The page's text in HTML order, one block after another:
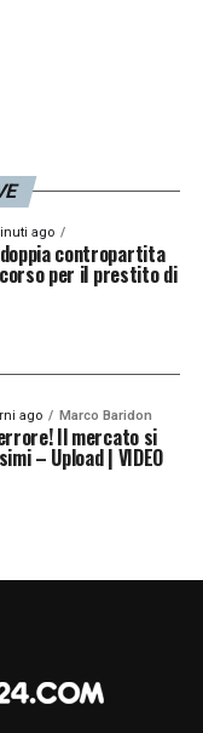
ago
doppia contropartita
per il prestito di
ago Marco Baridon
Il mercato si
– Upload | VIDEO